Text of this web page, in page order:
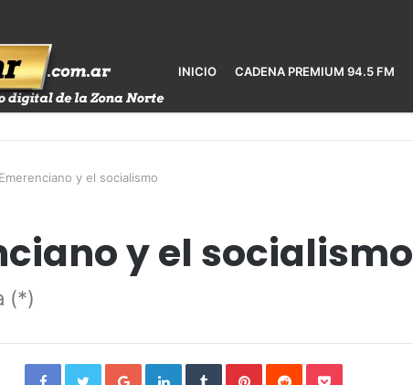
INICIO CADENA PREMIUM 94.5 FM
Emerenciano y el socialismo
y el socialismo
(*)
FacebookTwitterGoogle+LinkedInTumblrPinterestReddit Pocket